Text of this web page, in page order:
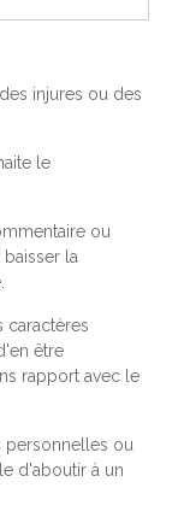
injures ou des
le
ou
la
caractères
être
rapport avec le
personnelles ou
d'aboutir à un